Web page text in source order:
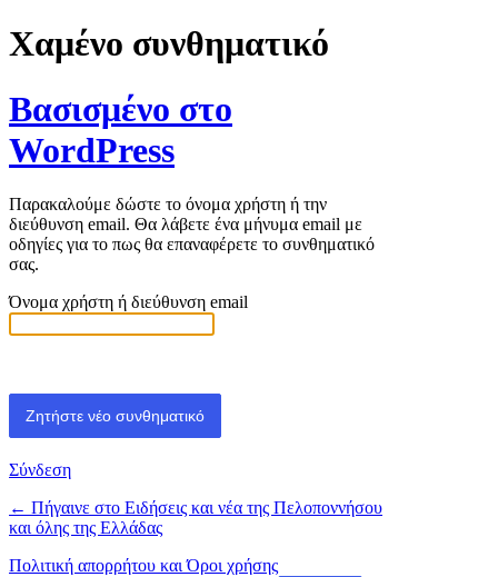
Χαμένο συνθηματικό
Βασισμένο στο
WordPress
Παρακαλούμε δώστε το όνομα χρήστη ή την
διεύθυνση email. Θα λάβετε ένα μήνυμα email με
οδηγίες για το πως θα επαναφέρετε το συνθηματικό
σας.
Όνομα χρήστη ή διεύθυνση email
Σύνδεση
← Πήγαινε στο Ειδήσεις και νέα της Πελοποννήσου
και όλης της Ελλάδας
Πολιτική απορρήτου και Όροι χρήσης